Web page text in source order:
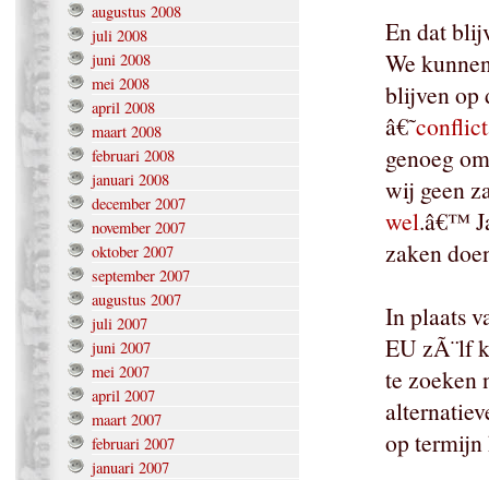
augustus 2008
juli 2008
juni 2008
mei 2008
april 2008
maart 2008
februari 2008
januari 2008
december 2007
november 2007
oktober 2007
september 2007
augustus 2007
juli 2007
juni 2007
mei 2007
april 2007
maart 2007
februari 2007
januari 2007
En dat
We
blijven op
â€˜conflict
genoeg
wij geen
wel.â€™
zaken
In plaats
EU zÃ¨lf
te zoeken
op